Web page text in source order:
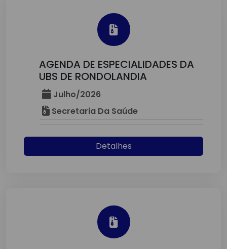
AGENDA DE ESPECIALIDADES DA
UBS DE RONDOLANDIA
Julho/2026
Secretaria Da Saúde
Detalhes